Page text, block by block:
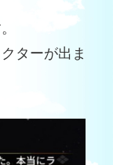
ターが出ま